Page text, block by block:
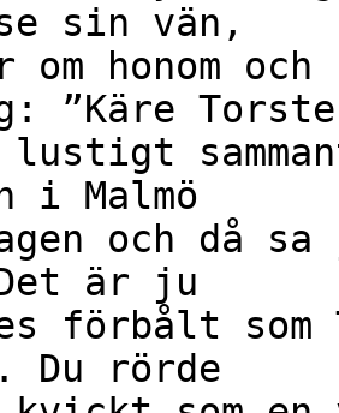
sin vän,
”Käre
i Malmö
är ju
Du rörde